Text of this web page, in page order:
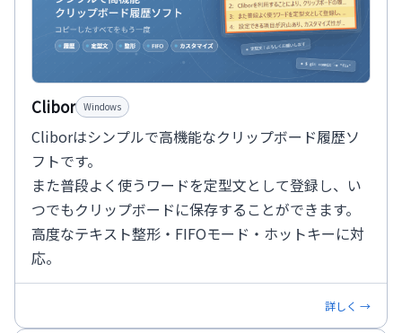
Clibor Windows
Cliborはシンプルで高機能なクリップボード履歴ソ
フトです。
また普段よく使うワードを定型文として登録し、い
つでもクリップボードに保存することができます。
高度なテキスト整形・FIFOモード・ホットキーに対
応。
詳しく →